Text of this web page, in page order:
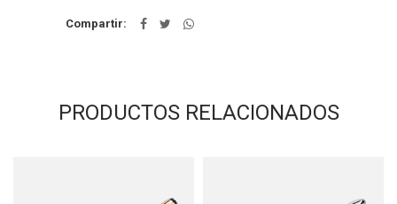
Compartir
PRODUCTOS RELACIONADOS